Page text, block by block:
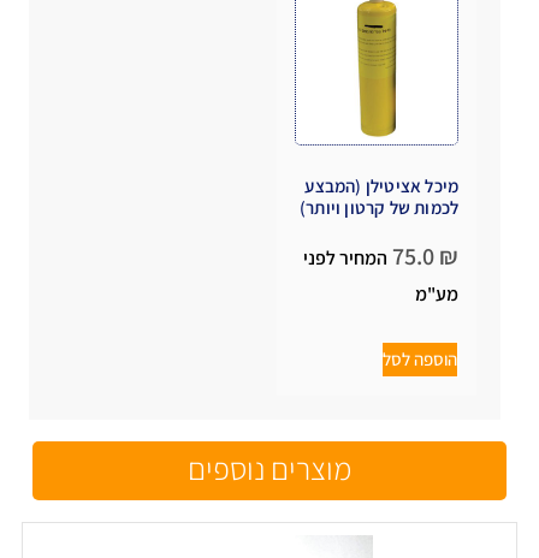
מיכל אציטילן (המבצע
לכמות של קרטון ויותר)
₪
המחיר לפני
מע"מ
הוספה לסל
מוצרים נוספים